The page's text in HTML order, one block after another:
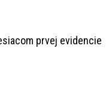
prvej evidencie